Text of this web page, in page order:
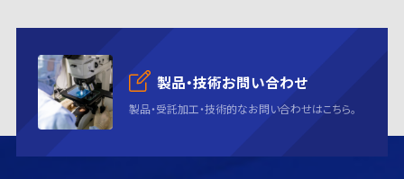
製品・技術お問い合わせ
製品・受託加工・技術的なお問い合わせはこちら。